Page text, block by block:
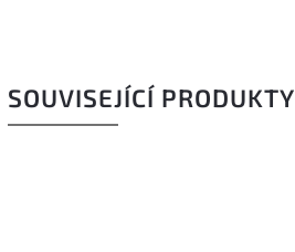
SOUVISEJÍCÍ PRODUKTY